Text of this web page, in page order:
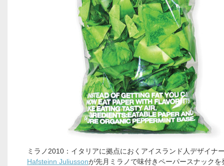
ミラノ2010：イタリアに拠点におくアイスランド人デザイナ
Hafsteinn Juliussonが先月ミラノで味付きペーパースナックを